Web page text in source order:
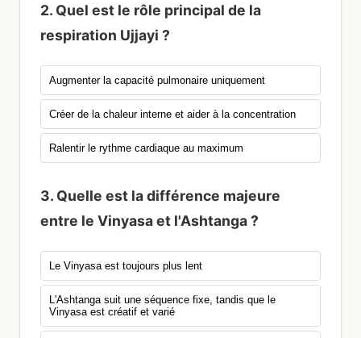
2. Quel est le rôle principal de la
respiration Ujjayi ?
Augmenter la capacité pulmonaire uniquement
Créer de la chaleur interne et aider à la concentration
Ralentir le rythme cardiaque au maximum
3. Quelle est la différence majeure
entre le Vinyasa et l'Ashtanga ?
Le Vinyasa est toujours plus lent
L'Ashtanga suit une séquence fixe, tandis que le
Vinyasa est créatif et varié